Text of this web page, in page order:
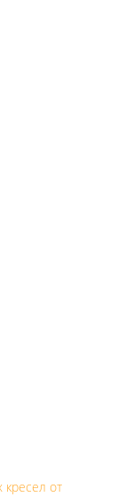
от